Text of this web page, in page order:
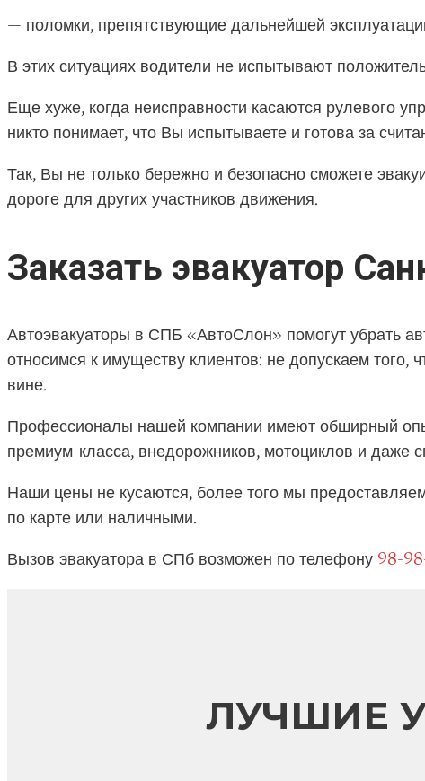
— поломки, препятствующие дальнейшей
В этих ситуациях водители не испытывают
Еще хуже, когда неисправности касаются рулевого
никто понимает, что Вы испытываете и готова за
Так, Вы не только бережно и безопасно сможете
дороге для других участников движения.
Заказать эвакуатор
Автоэвакуаторы в СПБ «АвтоСлон» помогут убрать
относимся к имуществу клиентов: не допускаем
вине.
Профессионалы нашей компании имеют обширный
премиум-класса, внедорожников, мотоциклов и даже
Наши цены не кусаются, более того мы
по карте или наличными.
Вызов эвакуатора в СПб возможен по телефону98-
ЛУЧШИЕ